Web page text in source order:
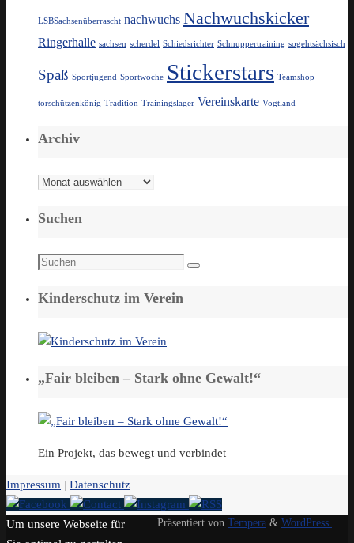
LSBSachsenüberrascht nachwuchs Nachwuchskicker
Ringerhalle sachsen scherdel Schiedsrichter Schnuppertraining sogehtsächsisch
Spaß Sportjugend Sportwoche Stickerstars Teamshop
torschützenkönig Tradition Trainingslager Vereinskarte Vogtland
Archiv
Archiv
Suchen
Suchen
Suchen
Kinderschutz im Verein
„Fair bleiben – Stark ohne Gewalt!“
Ein Projekt, das bewegt und verbindet
Impressum | Datenschutz
Präsentiert von Tempera & WordPress.
Um unsere Webseite für